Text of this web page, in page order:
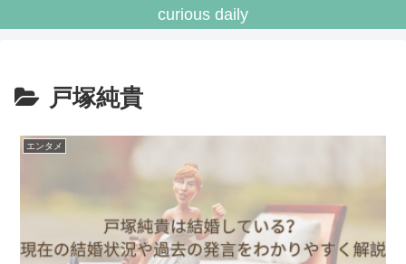
curious daily
戸塚純貴
エンタメ